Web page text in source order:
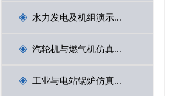
水力发电及机组演示...
汽轮机与燃气机仿真...
工业与电站锅炉仿真...